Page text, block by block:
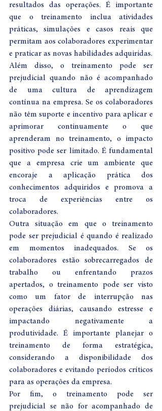
resultados das operações. É importante
que o treinamento inclua atividades
práticas, simulações e casos reais que
permitam aos colaboradores experimentar
e praticar as novas habilidades adquiridas.
Além disso, o treinamento pode ser
prejudicial quando não é acompanhado
de uma cultura de aprendizagem
contínua na empresa. Se os colaboradores
não têm suporte e incentivo para aplicar e
aprimorar continuamente o que
aprenderam no treinamento, o impacto
positivo pode ser limitado. É fundamental
que a empresa crie um ambiente que
encoraje a aplicação prática dos
conhecimentos adquiridos e promova a
troca de experiências entre os
colaboradores.
Outra situação em que o treinamento
pode ser prejudicial é quando é realizado
em momentos inadequados. Se os
colaboradores estão sobrecarregados de
trabalho ou enfrentando prazos
apertados, o treinamento pode ser visto
como um fator de interrupção nas
operações diárias, causando estresse e
impactando negativamente a
produtividade. É importante planejar o
treinamento de forma estratégica,
considerando a disponibilidade dos
colaboradores e evitando períodos críticos
para as operações da empresa.
Por fim, o treinamento pode ser
prejudicial se não for acompanhado de